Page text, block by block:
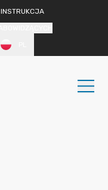
INSTRUKCJA